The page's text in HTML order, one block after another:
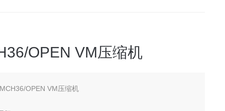
OPEN VM压缩机
OPEN VM压缩机